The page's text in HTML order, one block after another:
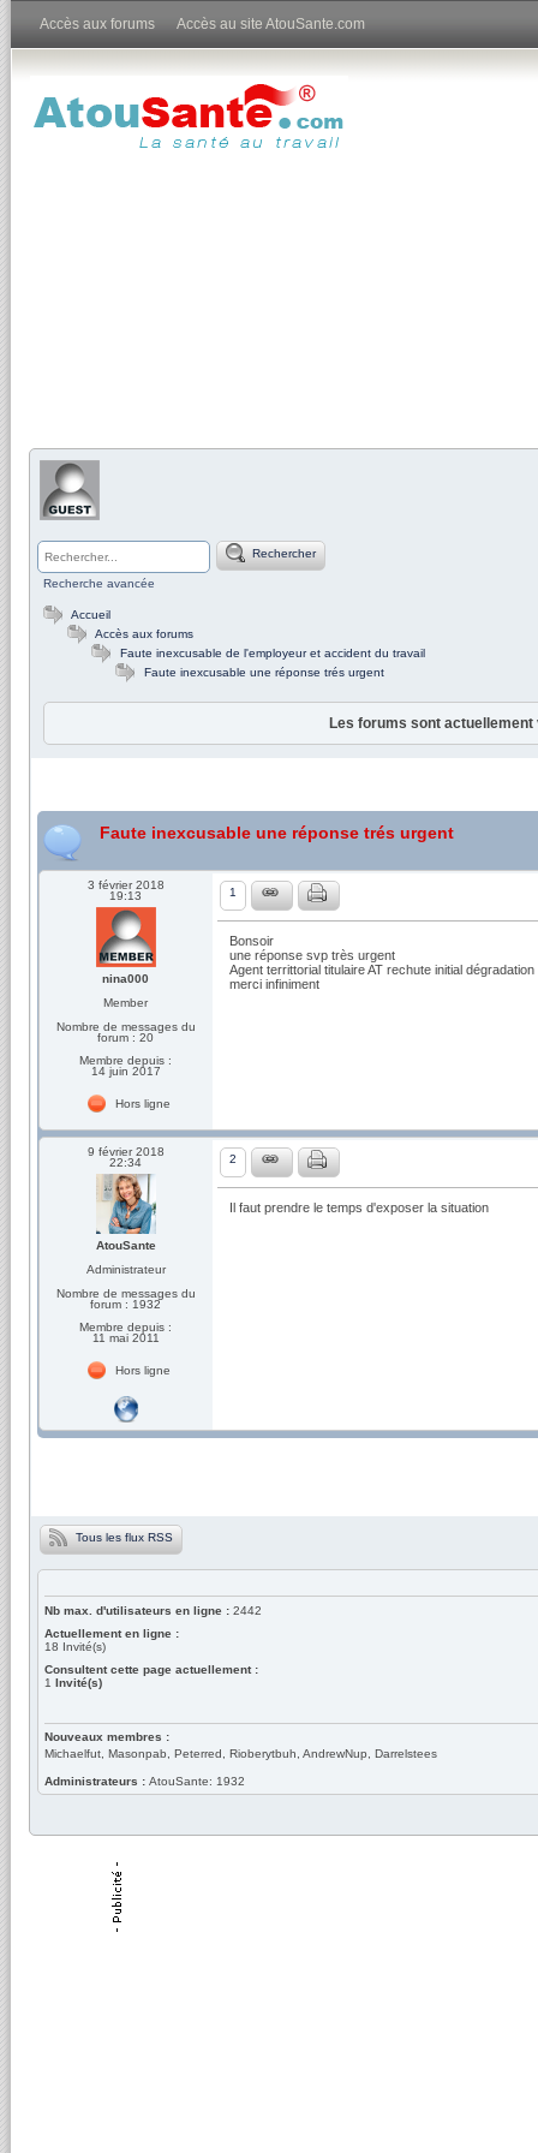
Accès aux forums Accès au site AtouSante.com
Rechercher
Recherche avancée
Accueil
Accès aux forums
Faute inexcusable de l'employeur et accident du travail
Faute inexcusable une réponse trés urgent
Les forums sont
Faute inexcusable une réponse trés urgent
3 février 2018
19:13
nina000
Member
Nombre de messages du
forum : 20
Membre depuis :
14 juin 2017
Hors ligne
1
Bonsoir
une réponse svp très urgent
Agent territtorial titulaire AT rechute initial
merci infiniment
9 février 2018
22:34
AtouSante
Administrateur
Nombre de messages du
forum : 1932
Membre depuis :
11 mai 2011
Hors ligne
2
Il faut prendre le temps d'exposer la situation
Tous les flux RSS
Nb max. d'utilisateurs en ligne : 2442
Actuellement en ligne :
18 Invité(s)
Consultent cette page actuellement :
1 Invité(s)
Nouveaux membres :
Michaelfut, Masonpab, Peterred, Rioberytbuh, AndrewNup, Darrelstees
Administrateurs : AtouSante: 1932